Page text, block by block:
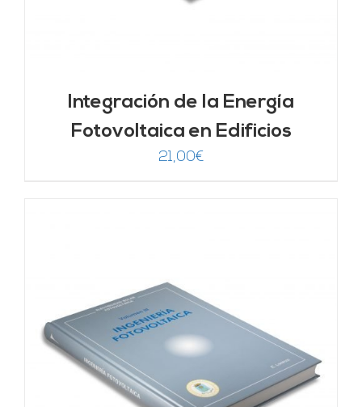
Integración de la Energía
Fotovoltaica en Edificios
21,00€